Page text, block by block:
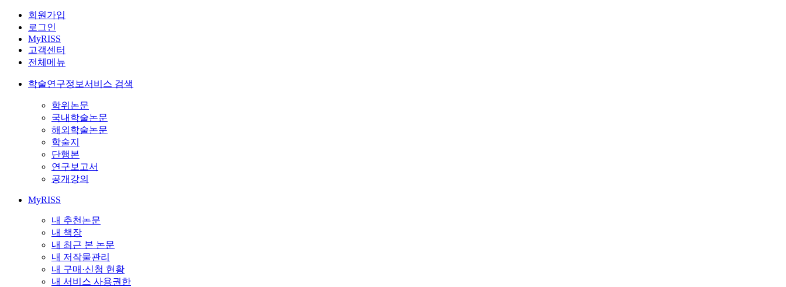
회원가입
로그인
MyRISS
고객센터
전체메뉴
학술연구정보서비스 검색
학위논문
국내학술논문
해외학술논문
학술지
단행본
연구보고서
공개강의
MyRISS
내 추천논문
내 책장
내 최근 본 논문
내 저작물관리
내 구매·신청 현황
내 서비스 사용권한